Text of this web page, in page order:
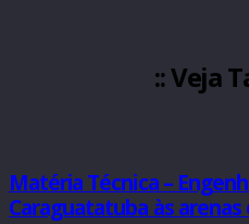
:: Veja
Matéria Técnica –
Caraguatatuba às